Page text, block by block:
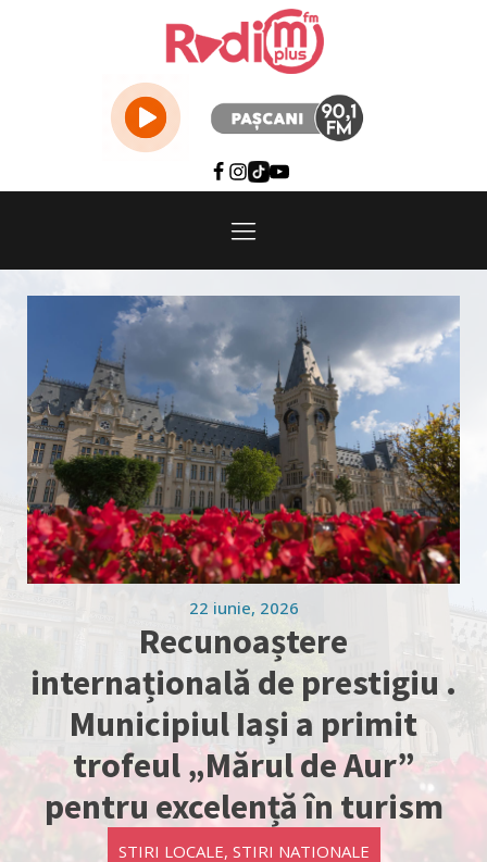
22 iunie, 2026
Recunoaștere
internațională de prestigiu .
Municipiul Iași a primit
trofeul „Mărul de Aur”
pentru excelență în turism
STIRI LOCALE, STIRI NATIONALE